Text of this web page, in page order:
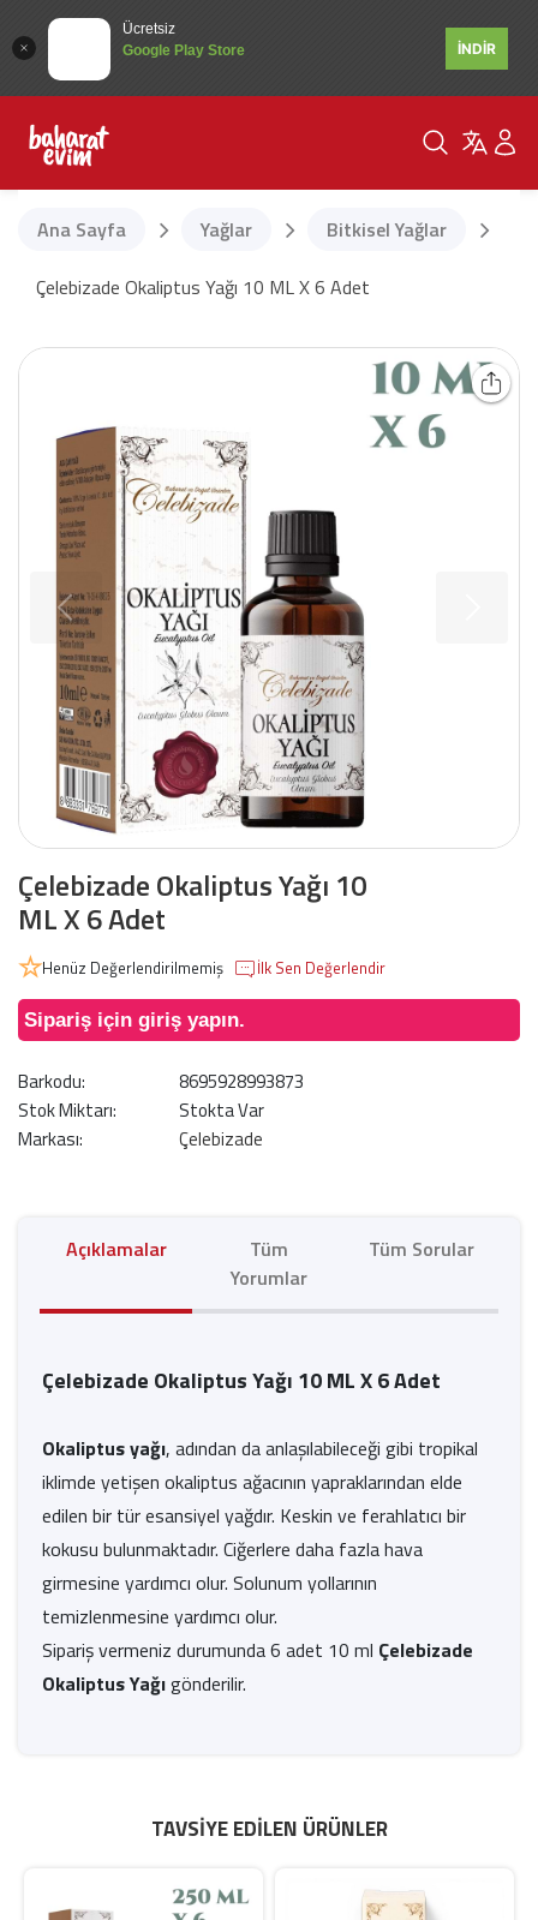
Ücretsiz
Google Play Store
İNDİR
Ana Sayfa Yağlar
Bitkisel Yağlar
Çelebizade Okaliptus Yağı 10 ML X 6 Adet
Çelebizade Okaliptus Yağı 10
ML X 6 Adet
Henüz Değerlendirilmemiş İlk Sen Değerlendir
Sipariş için giriş yapın.
Barkodu:
8695928993873
Stok Miktarı:
Stokta Var
Markası:
Çelebizade
Açıklamalar
Tüm
Yorumlar
Tüm Sorular
Çelebizade Okaliptus Yağı 10 ML X 6 Adet
Okaliptus yağı, adından da anlaşılabileceği gibi tropikal
iklimde yetişen okaliptus ağacının yapraklarından elde
edilen bir tür esansiyel yağdır. Keskin ve ferahlatıcı bir
kokusu bulunmaktadır. Ciğerlere daha fazla hava
girmesine yardımcı olur. Solunum yollarının
temizlenmesine yardımcı olur.
Sipariş vermeniz durumunda 6 adet 10 ml Çelebizade
Okaliptus Yağıgönderilir.
TAVSIYE EDILEN ÜRÜNLER